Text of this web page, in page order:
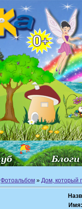
Фотоальбом » Дом, который
Имя: